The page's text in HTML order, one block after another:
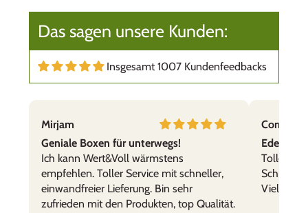
Das sagen unsere Kunden:
Insgesamt 1007 Kundenfeedbacks
Mirjam
Geniale Boxen für unterwegs!
Ich kann Wert&Voll wärmstens
empfehlen. Toller Service mit schneller,
einwandfreier Lieferung. Bin sehr
zufrieden mit den Produkten, top Qualität.
Cornelia,
Tolle
Schnelle
Vielen